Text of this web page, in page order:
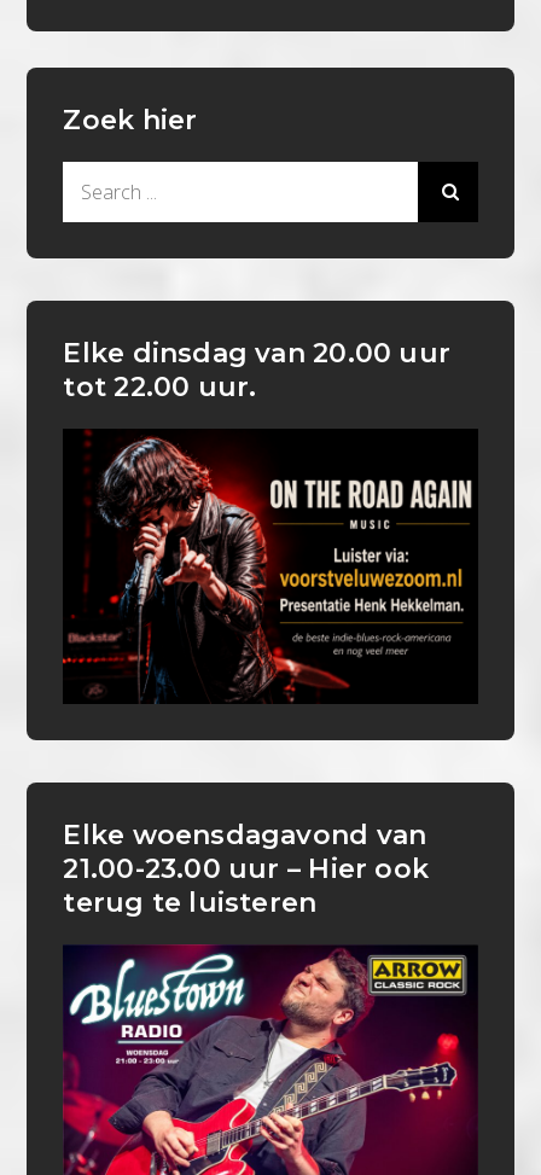
Zoek hier
Elke dinsdag van 20.00 uur
tot 22.00 uur.
Elke woensdagavond van
21.00-23.00 uur – Hier ook
terug te luisteren